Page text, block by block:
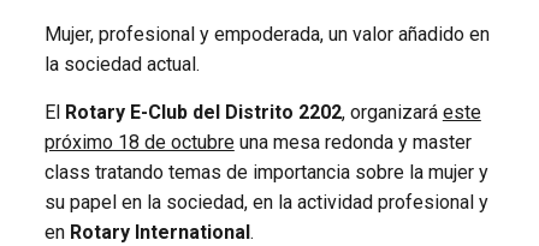
Mujer, profesional y empoderada, un valor añadido en
la sociedad actual.
El Rotary E-Club del Distrito 2202, organizará este
próximo 18 de octubreuna mesa redonda y master
class tratando temas de importancia sobre la mujer y
su papel en la sociedad, en la actividad profesional y
en Rotary International .